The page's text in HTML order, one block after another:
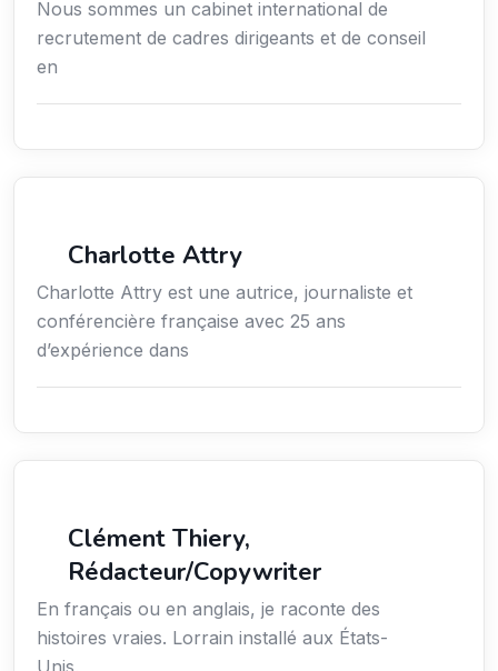
Nous sommes un cabinet international de
recrutement de cadres dirigeants et de conseil
en
Charlotte Attry
Charlotte Attry est une autrice, journaliste et
conférencière française avec 25 ans
d’expérience dans
Clément Thiery,
Rédacteur/Copywriter
En français ou en anglais, je raconte des
histoires vraies. Lorrain installé aux États-